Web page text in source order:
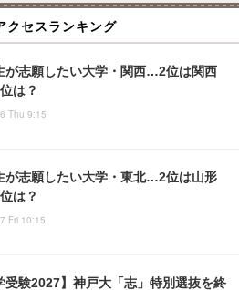
クセスランキング
が志願したい大学・関西…2位は関西
は？
Thu 9:15
が志願したい大学・東北…2位は山形
は？
Fri 10:15
受験2027】神戸大「志」特別選抜を終